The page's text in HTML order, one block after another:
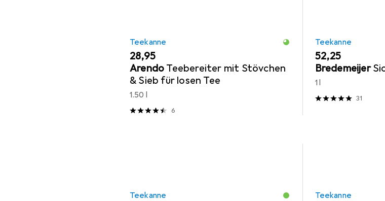
Teekanne
EUR
28,95
Arendo Teebereiter mit Stövchen
& Sieb für losen Tee
1.50 l
6
Teekanne
EUR
52,25
Bredemeijer
1 l
31
Teekanne Teekanne